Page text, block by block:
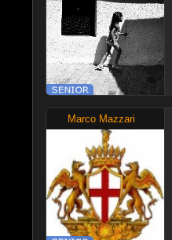
Marco Mazzari